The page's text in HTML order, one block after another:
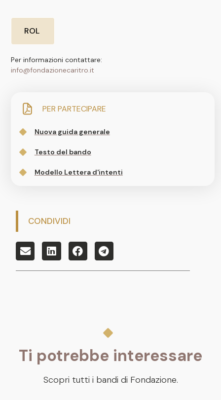
ROL
Per informazioni contattare:
info@fondazionecaritro.it
PER PARTECIPARE
Nuova guida generale
Testo del bando
Modello Lettera d'intenti
CONDIVIDI
Ti potrebbe interessare
Scopri tutti i bandi di Fondazione.